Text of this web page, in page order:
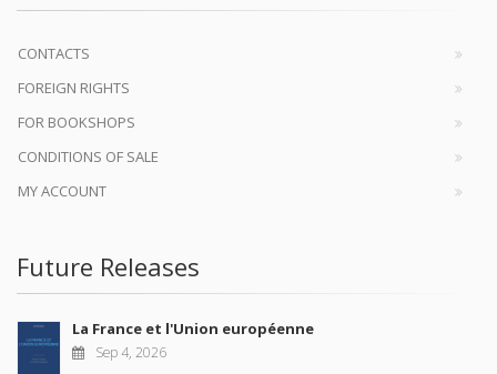
CONTACTS
FOREIGN RIGHTS
FOR BOOKSHOPS
CONDITIONS OF SALE
MY ACCOUNT
Future Releases
La France et l'Union européenne
Sep 4, 2026